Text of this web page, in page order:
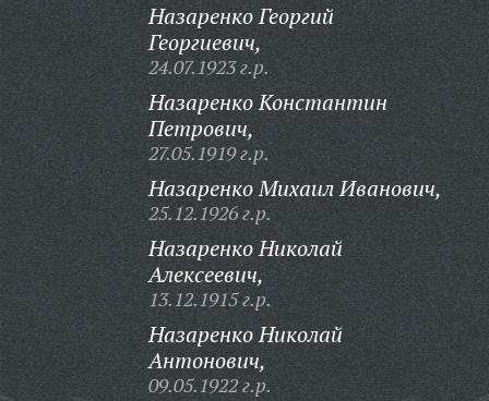
Назаренко Георгий
Георгиевич,
24.07.1923 г.р.
Назаренко Константин
Петрович,
27.05.1919 г.р.
Назаренко Михаил Иванович,
25.12.1926 г.р.
Назаренко Николай
Алексеевич,
13.12.1915 г.р.
Назаренко Николай
Антонович,
09.05.1922 г.р.